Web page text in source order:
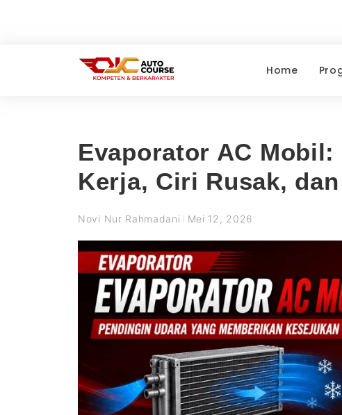
Home
Evaporator AC
Kerja, Ciri Rusak,
Novi Nur Rahmadani Mei 12, 2026